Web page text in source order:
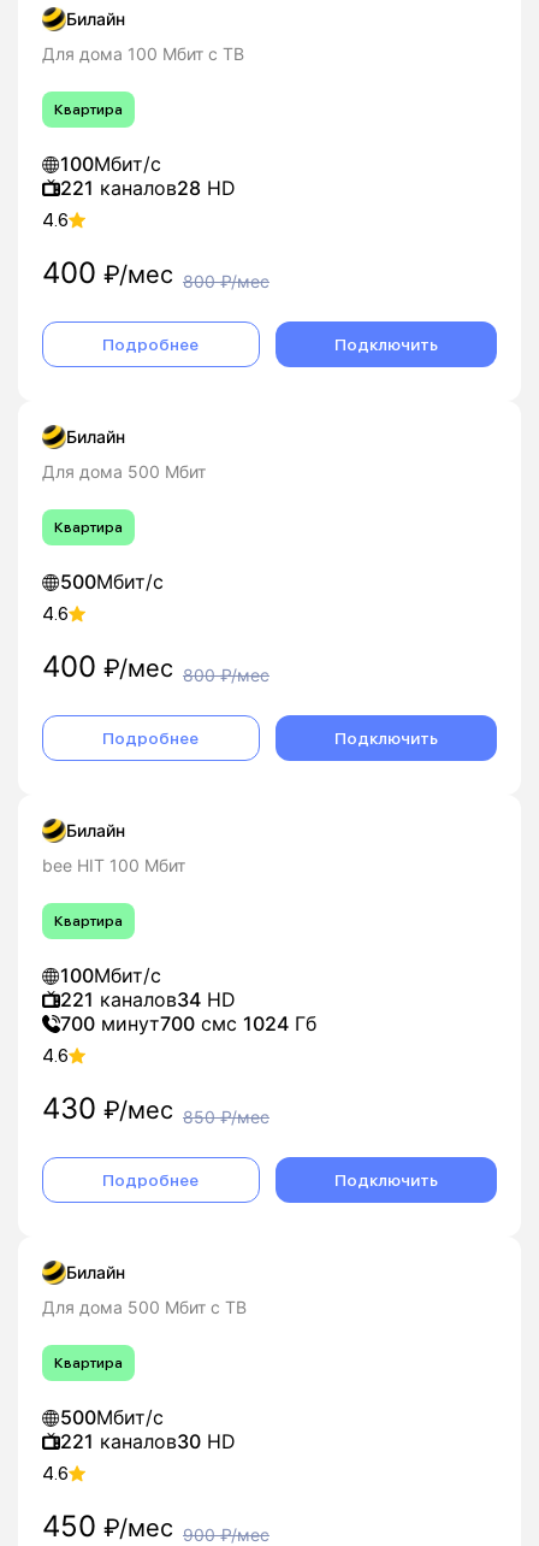
Билайн
Для дома 100 Мбит с ТВ
Квартира
100Мбит/с
221 каналов28 HD
4.6
400 ₽/мес 800₽/мес
Подробнее Подключить
Билайн
Для дома 500 Мбит
Квартира
500Мбит/с
4.6
400 ₽/мес 800₽/мес
Подробнее Подключить
Билайн
bee HIT 100 Мбит
Квартира
100Мбит/с
221 каналов34 HD
700 минут700 смс 1024 Гб
4.6
430 ₽/мес 850₽/мес
Подробнее Подключить
Билайн
Для дома 500 Мбит с ТВ
Квартира
500Мбит/с
221 каналов30 HD
4.6
450 ₽/мес 900₽/мес